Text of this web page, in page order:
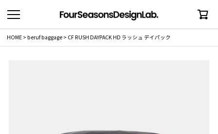
HOME beruf baggage CF RUSH DAYPACK HD ラッシュ デイパック